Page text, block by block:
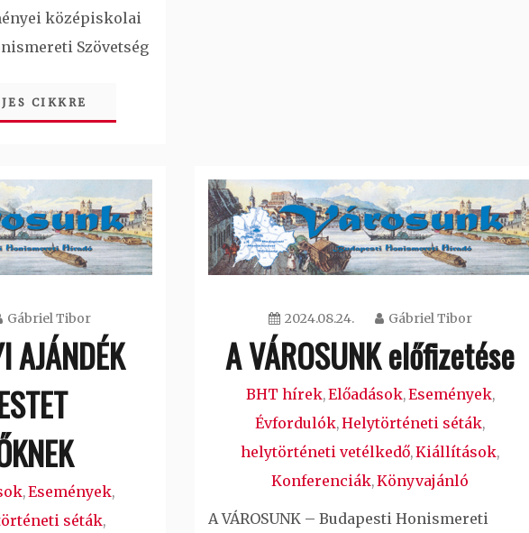
középiskolai
Szövetség
CIKKRE
Gábriel Tibor
AJÁNDÉK
,Események,
séták,
2024.08.24. Gábriel Tibor
A VÁROSUNK előfizetése
BHT hírek,Előadások,Események,
Évfordulók,Helytörténeti séták,
helytörténeti vetélkedő,Kiállítások,
Konferenciák,Könyvajánló
A VÁROSUNK – Budapesti Honismereti